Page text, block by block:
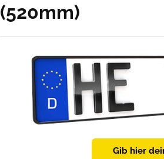
(520mm)
Gib hier